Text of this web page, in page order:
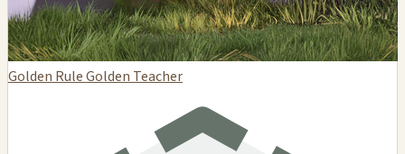
Golden Rule Golden Teacher